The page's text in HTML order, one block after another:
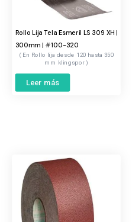
Rollo Lija Tela Esmeril LS 309 XH |
300mm | #100-320
Rollo lija desde 120 hasta 350
mm klingspor
Leer más